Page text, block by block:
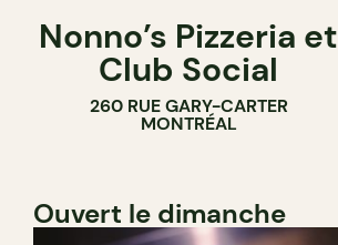
Nonno’s Pizzeria et
Club Social
260 RUE GARY-CARTER
MONTRÉAL
Ouvert le dimanche